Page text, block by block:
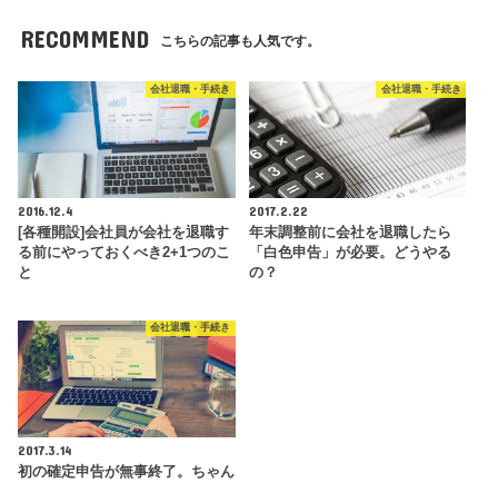
RECOMMEND こちらの記事も人気です。
会社退職・手続き
2016.12.4
[各種開設]会社員が会社を退職す
る前にやっておくべき2+1つのこ
と
会社退職・手続き
2017.2.22
年末調整前に会社を退職したら
「白色申告」が必要。どうやる
の？
会社退職・手続き
2017.3.14
初の確定申告が無事終了。ちゃん